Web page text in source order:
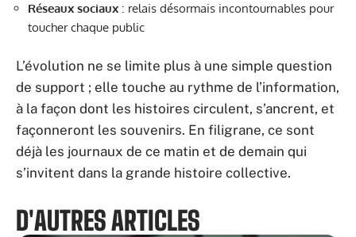
Réseaux sociaux : relais désormais incontournables pour
toucher chaque public
L’évolution ne se limite plus à une simple question
de support ; elle touche au rythme de l’information,
à la façon dont les histoires circulent, s’ancrent, et
façonneront les souvenirs. En filigrane, ce sont
déjà les journaux de ce matin et de demain qui
s’invitent dans la grande histoire collective.
D'AUTRES ARTICLES